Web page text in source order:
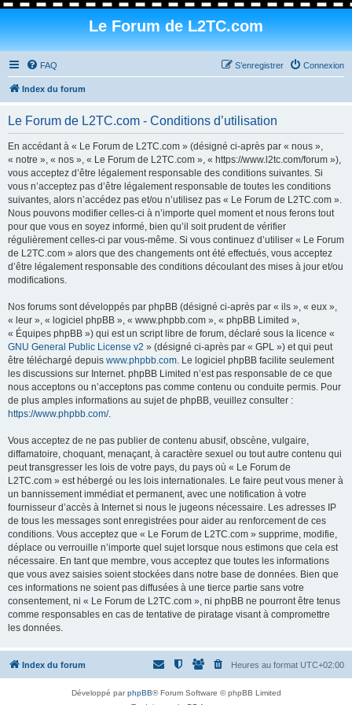
Le Forum de L2TC.com
FAQ Connexion
S’enregistrer
Index du forum
Le Forum de L2TC.com - Conditions d’utilisation
En accédant à « Le Forum de L2TC.com » (désigné ci-après par « nous »,
« notre », « nos », « Le Forum de L2TC.com », « https://www.l2tc.com/forum »),
vous acceptez d’être légalement responsable des conditions suivantes. Si
vous n’acceptez pas d’être légalement responsable de toutes les conditions
suivantes, alors n’accédez pas et/ou n’utilisez pas « Le Forum de L2TC.com ».
Nous pouvons modifier celles-ci à n’importe quel moment et nous ferons tout
pour que vous en soyez informé, bien qu’il soit prudent de vérifier
régulièrement celles-ci par vous-même. Si vous continuez d’utiliser « Le Forum
de L2TC.com » alors que des changements ont été effectués, vous acceptez
d’être légalement responsable des conditions découlant des mises à jour et/ou
modifications.
Nos forums sont développés par phpBB (désigné ci-après par « ils », « eux »,
« leur », « logiciel phpBB », « www.phpbb.com », « phpBB Limited »,
« Équipes phpBB ») qui est un script libre de forum, déclaré sous la licence «
GNU General Public License v2 » (désigné ci-après par « GPL ») et qui peut
être téléchargé depuis www.phpbb.com. Le logiciel phpBB facilite seulement
les discussions sur Internet. phpBB Limited n’est pas responsable de ce que
nous acceptons ou n’acceptons pas comme contenu ou conduite permis. Pour
de plus amples informations au sujet de phpBB, veuillez consulter :
https://www.phpbb.com/.
Vous acceptez de ne pas publier de contenu abusif, obscène, vulgaire,
diffamatoire, choquant, menaçant, à caractère sexuel ou tout autre contenu qui
peut transgresser les lois de votre pays, du pays où « Le Forum de
L2TC.com » est hébergé ou les lois internationales. Le faire peut vous mener à
un bannissement immédiat et permanent, avec une notification à votre
fournisseur d’accès à Internet si nous le jugeons nécessaire. Les adresses IP
de tous les messages sont enregistrées pour aider au renforcement de ces
conditions. Vous acceptez que « Le Forum de L2TC.com » supprime, modifie,
déplace ou verrouille n’importe quel sujet lorsque nous estimons que cela est
nécessaire. En tant que membre, vous acceptez que toutes les informations
que vous avez saisies soient stockées dans notre base de données. Bien que
ces informations ne soient pas diffusées à une tierce partie sans votre
consentement, ni « Le Forum de L2TC.com », ni phpBB ne pourront être tenus
comme responsables en cas de tentative de piratage visant à compromettre
les données.
Index du forum Heures au format UTC+02:00
Développé parphpBB® Forum Software © phpBB Limited